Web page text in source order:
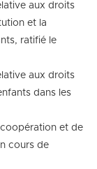
aux droits
et la
ratifié le
aux droits
dans les
et de
cours de